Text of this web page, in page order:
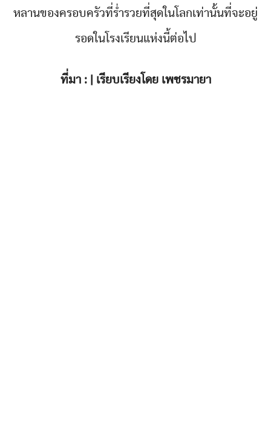
หลานของครอบครัวที่ร่ำรวยที่สุดในโลกเท่านั้นที่จะอยู่
รอดในโรงเรียนแห่งนี้ต่อไป
ที่มา : | เรียบเรียงโดย เพชรมายา